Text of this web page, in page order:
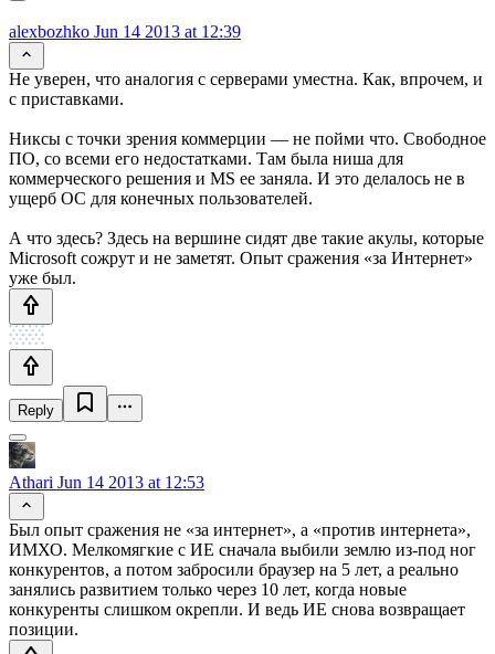
alexbozhko Jun 14 2013 at 12:39
Не уверен, что аналогия с серверами уместна. Как, впрочем, и
с приставками.
Никсы с точки зрения коммерции — не пойми что. Свободное
ПО, со всеми его недостатками. Там была ниша для
коммерческого решения и MS ее заняла. И это делалось не в
ущерб ОС для конечных пользователей.
А что здесь? Здесь на вершине сидят две такие акулы, которые
Microsoft сожрут и не заметят. Опыт сражения «за Интернет»
уже был.
Reply
Athari Jun 14 2013 at 12:53
Был опыт сражения не «за интернет», а «против интернета»,
ИМХО. Мелкомягкие с ИЕ сначала выбили землю из-под ног
конкурентов, а потом забросили браузер на 5 лет, а реально
занялись развитием только через 10 лет, когда новые
конкуренты слишком окрепли. И ведь ИЕ снова возвращает
позиции.